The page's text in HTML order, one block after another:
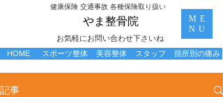
お気軽にお問い合わせ下さいね
​やま整骨院
​健康保険 交通事故 各種保険取り扱い
ME
NU
スポーツ整体 美容整体 箇所別の痛み
HOME スタッフ
記事